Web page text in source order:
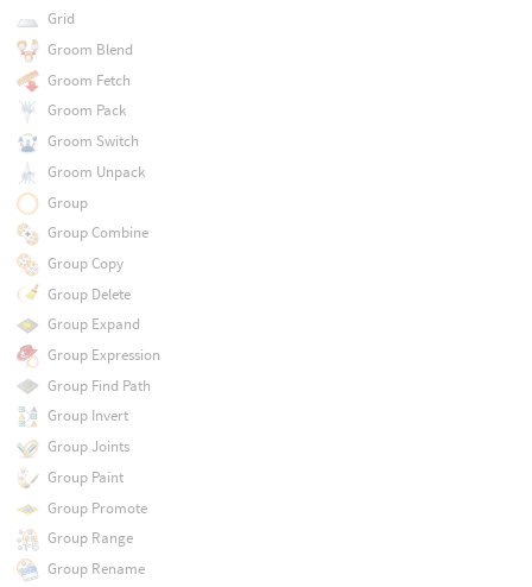
Grid
Groom Blend
Groom Fetch
Groom Pack
Groom Switch
Groom Unpack
Group
Group Combine
Group Copy
Group Delete
Group Expand
Group Expression
Group Find Path
Group Invert
Group Joints
Group Paint
Group Promote
Group Range
Group Rename